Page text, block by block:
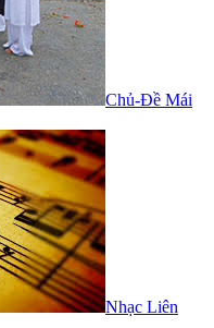
Chủ-Đề Mái
Nhạc Liên